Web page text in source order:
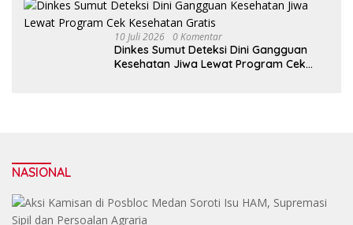
10 Juli 2026 0 Komentar
Dinkes Sumut Deteksi Dini Gangguan
Kesehatan Jiwa Lewat Program Cek
NASIONAL